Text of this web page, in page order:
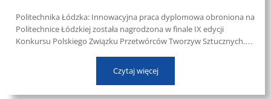
Politechnika Łódzka: Innowacyjna praca dyplomowa obroniona na
Politechnice Łódzkiej została nagrodzona w finale IX edycji
Konkursu Polskiego Związku Przetwórców Tworzyw Sztucznych.
rozwiązaniach w obszarze tworzyw sztucznych, odpowiadających
na aktualne wyzwania przemysłu. ...
Czytaj więcej